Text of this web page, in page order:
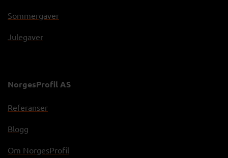
Sommergaver
Julegaver
NorgesProfil AS
Referanser
Blogg
Om NorgesProfil